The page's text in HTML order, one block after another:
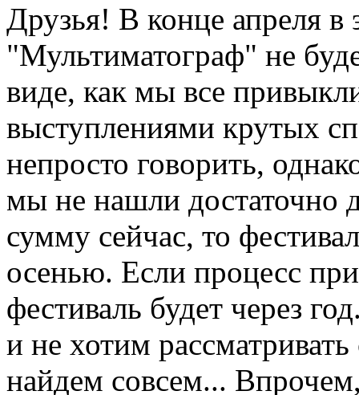
Друзья! В конце апреля в
"Мультиматограф" не
виде, как мы все
выступлениями крутых
непросто говорить,
мы не нашли достаточно
сумму сейчас, то
осенью. Если процесс
фестиваль будет через
и не хотим
найдем совсем...